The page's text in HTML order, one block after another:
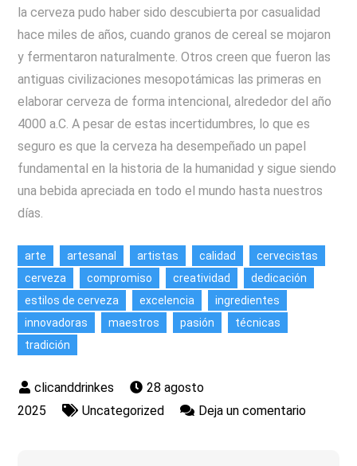
la cerveza pudo haber sido descubierta por casualidad
hace miles de años, cuando granos de cereal se mojaron
y fermentaron naturalmente. Otros creen que fueron las
antiguas civilizaciones mesopotámicas las primeras en
elaborar cerveza de forma intencional, alrededor del año
4000 a.C. A pesar de estas incertidumbres, lo que es
seguro es que la cerveza ha desempeñado un papel
fundamental en la historia de la humanidad y sigue siendo
una bebida apreciada en todo el mundo hasta nuestros
días.
arte artesanal artistas calidad
cervecistas
cerveza
compromiso creatividad
dedicación
estilos de cerveza
excelencia
ingredientes
innovadoras
maestros pasión
técnicas
tradición
28 agosto
2025
Uncategorized Deja un comentarioen